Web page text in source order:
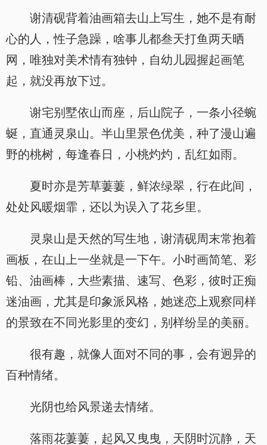
谢清砚背着油画箱去山上写生，她不是有耐
心的人，性子急躁，啥事儿都叁天打鱼两天晒
网，唯独对美术情有独钟，自幼儿园握起画笔
起，就没再放下过。
谢宅别墅依山而座，后山院子，一条小径蜿
蜒，直通灵泉山。半山里景色优美，种了漫山遍
野的桃树，每逢春日，小桃灼灼，乱红如雨。
夏时亦是芳草萋萋，鲜浓绿翠，行在此间，
处处风暖烟霏，还以为误入了花乡里。
灵泉山是天然的写生地，谢清砚周末常抱着
画板，在山上一坐就是一下午。小时画简笔、彩
铅、油画棒，大些素描、速写、色彩，彼时正痴
迷油画，尤其是印象派风格，她迷恋上观察同样
的景致在不同光影里的变幻，别样纷呈的美丽。
很有趣，就像人面对不同的事，会有迥异的
百种情绪。
光阴也给风景递去情绪。
落雨花萋萋，起风又曳曳，天阴时沉静，天